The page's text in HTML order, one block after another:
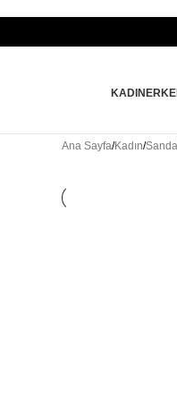
KADIN
Ana Sayfa/Kadın/